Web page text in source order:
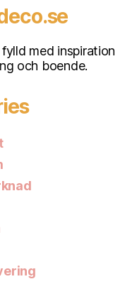
med inspiration
och boende.